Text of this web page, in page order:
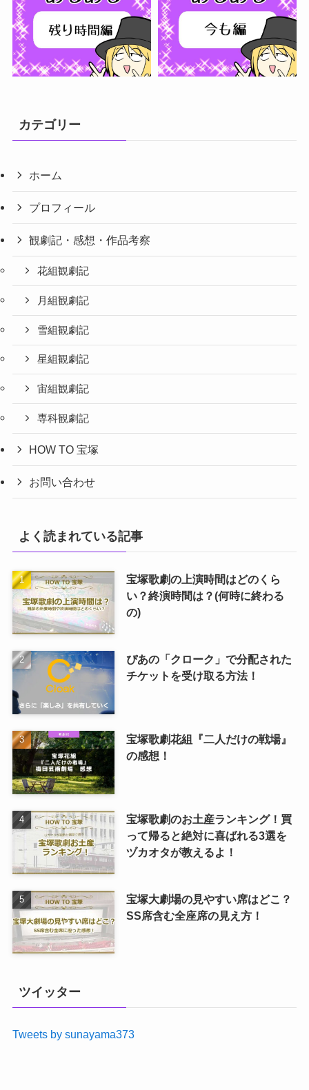
カテゴリー
ホーム
プロフィール
観劇記・感想・作品考察
花組観劇記
月組観劇記
雪組観劇記
星組観劇記
宙組観劇記
専科観劇記
HOW TO 宝塚
お問い合わせ
よく読まれている記事
宝塚歌劇の上演時間はどのくら
い？終演時間は？(何時に終わる
の)
ぴあの「クローク」で分配された
チケットを受け取る方法！
宝塚歌劇花組『二人だけの戦場』
の感想！
宝塚歌劇のお土産ランキング！買
って帰ると絶対に喜ばれる3選を
ヅカオタが教えるよ！
宝塚大劇場の見やすい席はどこ？
SS席含む全座席の見え方！
ツイッター
Tweets by sunayama373